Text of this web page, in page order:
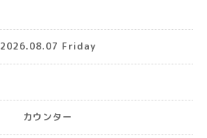
2026.08.07 Friday
カウンター